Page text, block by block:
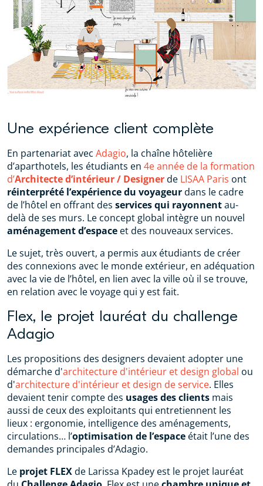
Une expérience client complète
En partenariat avec Adagio, la chaîne hôtelière
d’aparthotels, les étudiants en 4e année de la formation
d’Architecte d’intérieur / Designerde LISAA Paris ont
réinterprété l’expérience du voyageurdans le cadre
de l’hôtel en offrant des services qui rayonnentau-
delà de ses murs. Le concept global intègre un nouvel
aménagement d’espace et des nouveaux services.
Le sujet, très ouvert, a permis aux étudiants de créer
des connexions avec le monde extérieur, en adéquation
avec la vie de l’hôtel, en lien avec la ville où il se trouve,
en relation avec le voyage qui y est fait.
Flex, le projet lauréat du challenge
Adagio
Les propositions des designers devaient adopter une
démarche d'architecture d'intérieur et design global ou
d'architecture d'intérieur et design de service. Elles
devaient tenir compte des usages des clients mais
aussi de ceux des exploitants qui entretiennent les
lieux : ergonomie, intelligence des aménagements,
circulations… l’optimisation de l’espace était l’une des
demandes principales d’Adagio.
Le projet FLEXde Larissa Kpadey est le projet lauréat